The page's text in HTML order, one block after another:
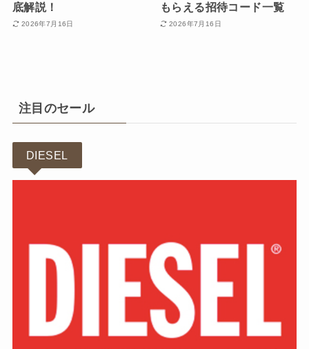
底解説！
2026年7月16日
もらえる招待コード一覧
2026年7月16日
注目のセール
DIESEL